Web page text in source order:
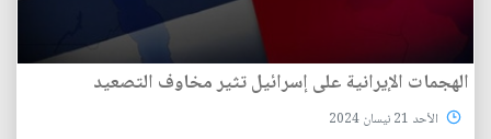
الهجمات الإيرانية على إسرائيل تثير مخاوف التصعيد
الأحد 21 نيسان 2024